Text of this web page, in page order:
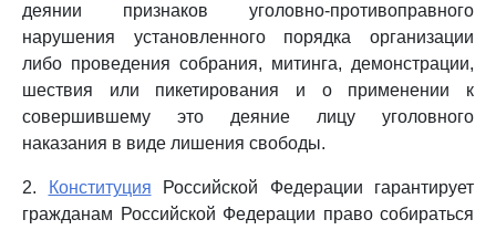
деянии признаков уголовно-противоправного
нарушения установленного порядка организации
либо проведения собрания, митинга, демонстрации,
шествия или пикетирования и о применении к
совершившему это деяние лицу уголовного
наказания в виде лишения свободы.
2. Конституция Российской Федерации гарантирует
гражданам Российской Федерации право собираться